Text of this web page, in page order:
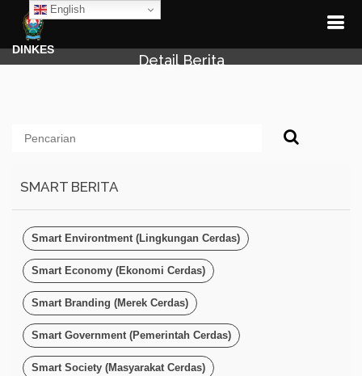
English
DINKES
Detail Berita
SMART BERITA
Smart Environtment (Lingkungan Cerdas)
Smart Economy (Ekonomi Cerdas)
Smart Branding (Merek Cerdas)
Smart Government (Pemerintah Cerdas)
Smart Society (Masyarakat Cerdas)